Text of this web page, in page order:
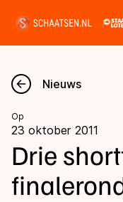
Nieuws
Kalender
Disciplines
Nieuws
Op
23 oktober 2011
Drie